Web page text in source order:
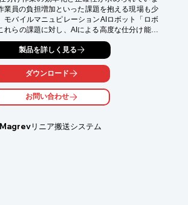
業員の負担増加といった課題を抱える現場も少
モバイルマニュピレーションAIロボット「ロボ
れらの課題に対し、AIによる高度な仕分け能力
の仕分け
の自動化
製品を詳しく見る
ダウンロード
お問い合わせ
Magrevリニア搬送システム